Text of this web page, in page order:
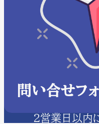
問い合せフ
２営業日以内